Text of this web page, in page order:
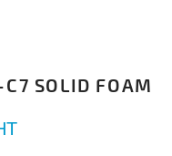
SOLID FOAM